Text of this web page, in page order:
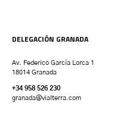
DELEGACIÓN GRANADA
Av. Federico García Lorca 1
18014 Granada
+34 958 526 230
granada@vialterra.com